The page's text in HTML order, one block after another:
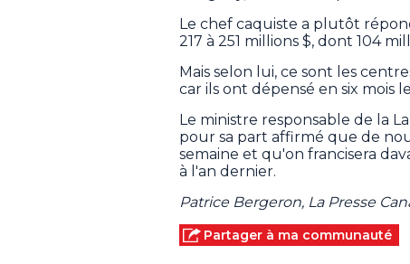
Le chef caquiste a plutôt
217 à 251 millions $, dont 104
Mais selon lui, ce sont les
car ils ont dépensé en six
Le ministre responsable de la
pour sa part affirmé que de
semaine et qu'on francisera
à l'an dernier.
Patrice Bergeron, La Presse
Partager à ma communauté